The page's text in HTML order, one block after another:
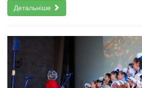
Детальніше